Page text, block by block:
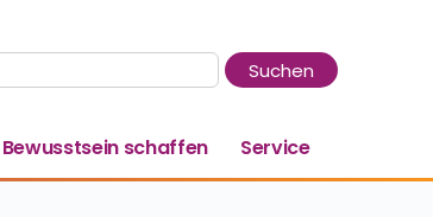
Bewusstsein schaffen Service